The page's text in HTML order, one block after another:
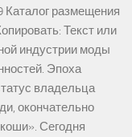
Каталог размещения
Текст или
индустрии моды
Эпоха
владельца
окончательно
Сегодня